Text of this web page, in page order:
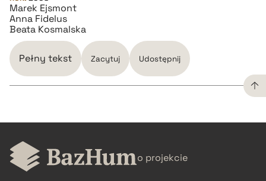
BIBTEX
pobierz cytat
Marek Ejsmont
Anna Fidelus
Beata Kosmalska
Pełny tekst Zacytuj Udostępnij
CZYSTY TEKST
pobierz cytat o projekcie